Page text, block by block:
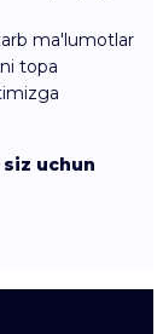
ma'lumotlar
topa
uchun